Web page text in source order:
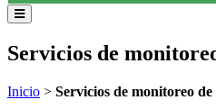
Servicios de
Inicio > Servicios de monitoreo